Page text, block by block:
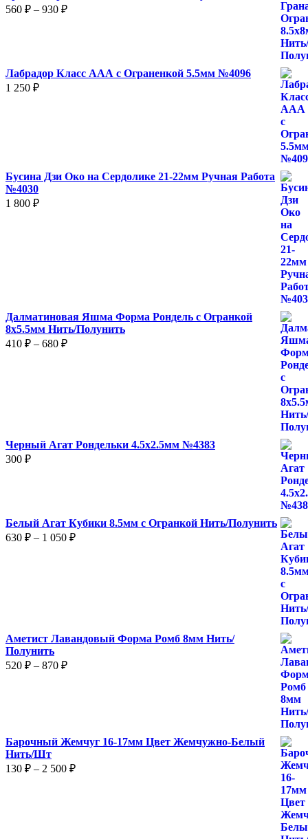
560 ₽ – 930 ₽Диапазон
Лабрадор Класс ААА с Ограненкой 5.5мм №4096
1 250 ₽
Бусина Дзи Око на Сердолике 21-22мм Ручная Работа
№4030
1 800 ₽
Далматиновая Яшма Форма Рондель с Огранкой
8х5.5мм Нить/Полунить
410 ₽ – 680 ₽Диапазон
Черный Агат Рондельки 4.5х2.5мм №4383
300 ₽
Белый Агат Кубики 8.5мм с Огранкой Нить/Полунить
630 ₽ – 1 050 ₽Диапазон
Аметист Лавандовый Форма Ромб 8мм Нить/
Полунить
520 ₽ – 870 ₽Диапазон
Барочный Жемчуг 16-17мм Цвет Жемчужно-Белый
Нить/Шт
130 ₽ – 2 500 ₽Диапазон